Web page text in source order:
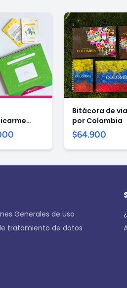
+ oráculo
Bitácora de
por Colombia
$64.900
Generales de Uso
tratamiento de datos